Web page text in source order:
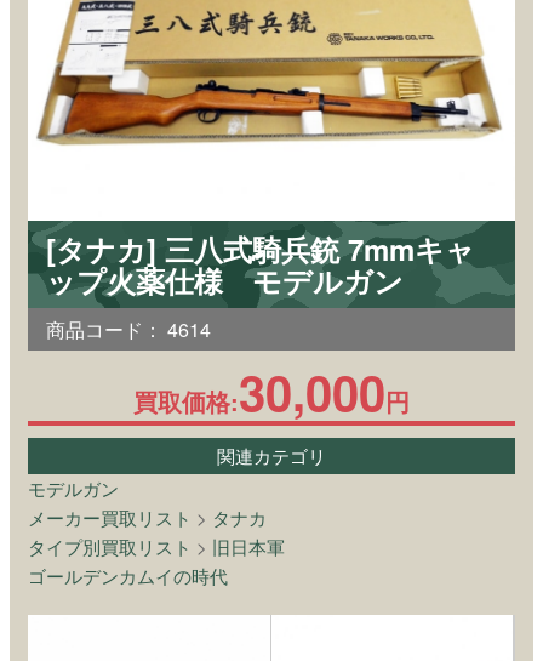
[タナカ] 三八式騎兵銃 7mmキャ
ップ火薬仕様 モデルガン
商品コード： 4614
買取価格:30,000円
関連カテゴリ
モデルガン
メーカー買取リスト > タナカ
タイプ別買取リスト > 旧日本軍
ゴールデンカムイの時代